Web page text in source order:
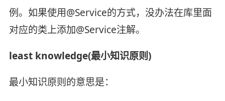
例。如果使用@Service的方式，没办法在库里面
对应的类上添加@Service注解。
least knowledge(最小知识原则)
最小知识原则的意思是：